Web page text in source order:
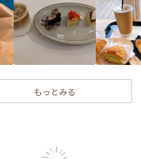
もっとみる